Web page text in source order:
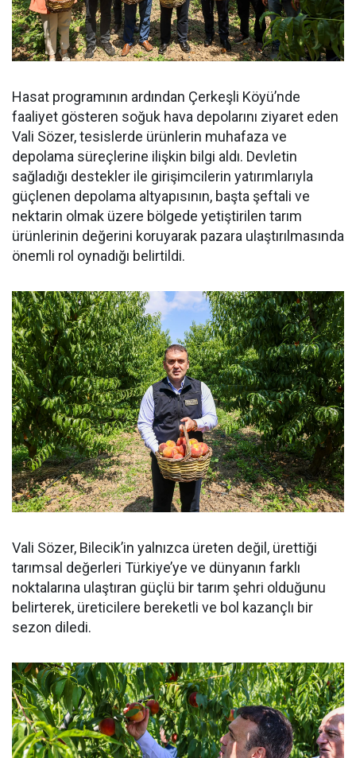
Hasat programının ardından Çerkeşli Köyü’nde
faaliyet gösteren soğuk hava depolarını ziyaret eden
Vali Sözer, tesislerde ürünlerin muhafaza ve
depolama süreçlerine ilişkin bilgi aldı. Devletin
sağladığı destekler ile girişimcilerin yatırımlarıyla
güçlenen depolama altyapısının, başta şeftali ve
nektarin olmak üzere bölgede yetiştirilen tarım
ürünlerinin değerini koruyarak pazara ulaştırılmasında
önemli rol oynadığı belirtildi.
Vali Sözer, Bilecik’in yalnızca üreten değil, ürettiği
tarımsal değerleri Türkiye’ye ve dünyanın farklı
noktalarına ulaştıran güçlü bir tarım şehri olduğunu
belirterek, üreticilere bereketli ve bol kazançlı bir
sezon diledi.